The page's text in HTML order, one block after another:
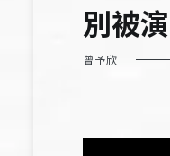
別被
曾予欣